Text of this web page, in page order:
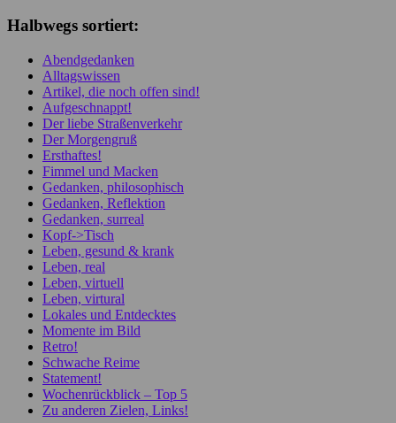
Halbwegs sortiert:
Abendgedanken
Alltagswissen
Artikel, die noch offen sind!
Aufgeschnappt!
Der liebe Straßenverkehr
Der Morgengruß
Ersthaftes!
Fimmel und Macken
Gedanken, philosophisch
Gedanken, Reflektion
Gedanken, surreal
Kopf->Tisch
Leben, gesund & krank
Leben, real
Leben, virtuell
Leben, virtural
Lokales und Entdecktes
Momente im Bild
Retro!
Schwache Reime
Statement!
Wochenrückblick – Top 5
Zu anderen Zielen, Links!